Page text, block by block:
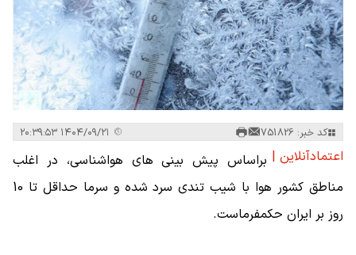
کد خبر: 751826
اعتمادآنلاین | براساس پیش بینی های هواشناسی، در اغلب
مناطق کشور هوا با شیب تندی سرد شده و سرما حداقل تا 10
روز بر ایران حکمفرماست.